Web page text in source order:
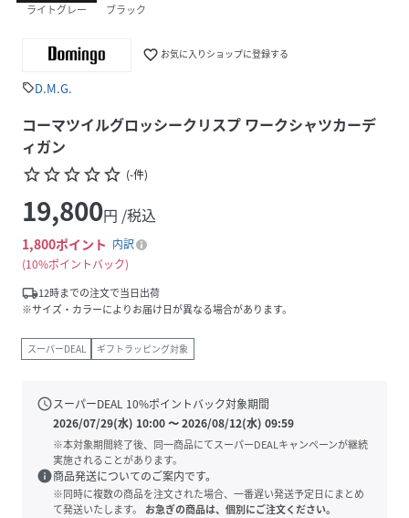
ライトグレー ブラック
favorite_border お気に入りショップに登録する
sellD.M.G.
コーマツイルグロッシークリスプ ワークシャツカーデ
ィガン
star_borderstar_borderstar_borderstar_borderstar_border (-件)
19,800円 /税込
1,800ポイント 内訳
10%ポイントバック
local_shipping12時までの注文で当日出荷
※サイズ・カラーによりお届け日が異なる場合があります。
スーパーDEAL ギフトラッピング対象
scheduleスーパーDEAL 10%ポイントバック対象期間
2026/07/29(水) 10:00〜2026/08/12(水) 09:59
※本対象期間終了後、同一商品にてスーパーDEALキャンペーンが継続
実施されることがあります。
info商品発送についてのご案内です。
※同時に複数の商品を注文された場合、一番遅い発送予定日にまとめ
て発送いたします。
お急ぎの商品は、個別にご注文ください。